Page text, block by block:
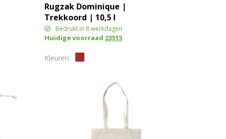
Rugzak Dominique |
Trekkoord | 10,5 l
Bedrukt in 8 werkdagen
Huidige voorraad 23515